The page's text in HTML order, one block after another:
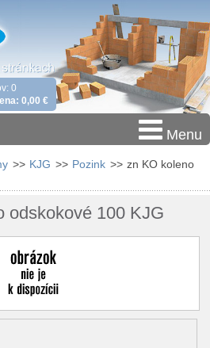
0
0,00 €
Menu
>> KJG >> Pozink >> zn KO koleno
odskokové 100 KJG